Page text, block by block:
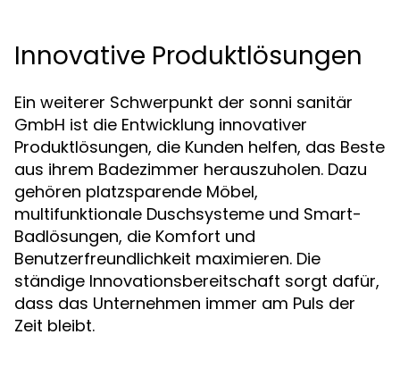
Innovative Produktlösungen
Ein weiterer Schwerpunkt der sonni sanitär
GmbH ist die Entwicklung innovativer
Produktlösungen, die Kunden helfen, das Beste
aus ihrem Badezimmer herauszuholen. Dazu
gehören platzsparende Möbel,
multifunktionale Duschsysteme und Smart-
Badlösungen, die Komfort und
Benutzerfreundlichkeit maximieren. Die
ständige Innovationsbereitschaft sorgt dafür,
dass das Unternehmen immer am Puls der
Zeit bleibt.